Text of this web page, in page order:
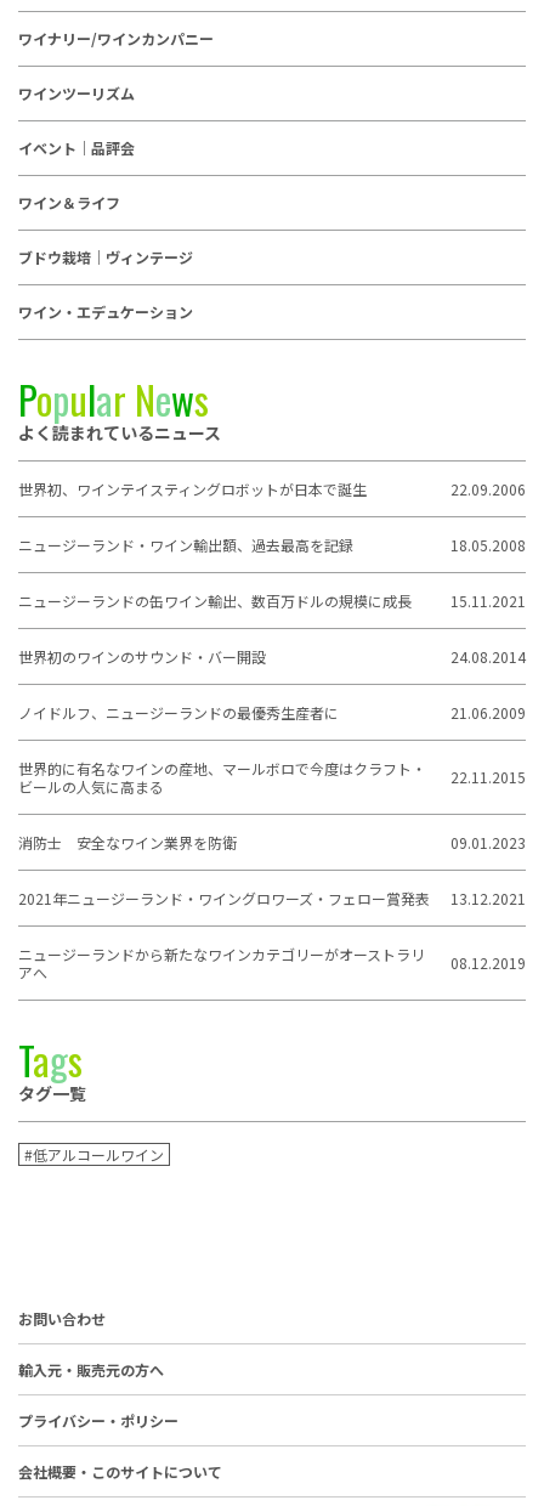
ワイナリー/ワインカンパニー
ワインツーリズム
イベント｜品評会
ワイン＆ライフ
ブドウ栽培｜ヴィンテージ
ワイン・エデュケーション
Popular News
よく読まれているニュース
世界初、ワインテイスティングロボットが日本で誕生 22.09.2006
ニュージーランド・ワイン輸出額、過去最高を記録 18.05.2008
ニュージーランドの缶ワイン輸出、数百万ドルの規模に成長 15.11.2021
世界初のワインのサウンド・バー開設 24.08.2014
ノイドルフ、ニュージーランドの最優秀生産者に 21.06.2009
世界的に有名なワインの産地、マールボロで今度はクラフト・
ビールの人気に高まる
22.11.2015
消防士 安全なワイン業界を防衛 09.01.2023
2021年ニュージーランド・ワイングロワーズ・フェロー賞発表 13.12.2021
ニュージーランドから新たなワインカテゴリーがオーストラリ
アへ
08.12.2019
Tags
タグ一覧
#低アルコールワイン
お問い合わせ
輸入元・販売元の方へ
プライバシー・ポリシー
会社概要・このサイトについて